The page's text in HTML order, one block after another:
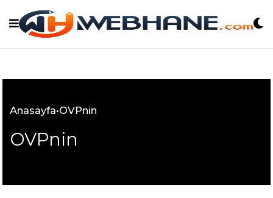
content
Anasayfa•OVPnin
OVPnin